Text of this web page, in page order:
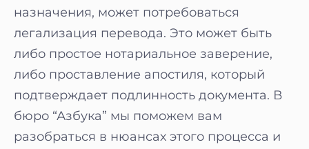
назначения, может потребоваться
легализация перевода. Это может быть
либо простое нотариальное заверение,
либо проставление апостиля, который
подтверждает подлинность документа. В
бюро “Азбука” мы поможем вам
разобраться в нюансах этого процесса и